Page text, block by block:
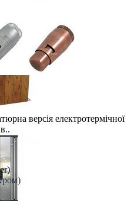
версія електротермічної